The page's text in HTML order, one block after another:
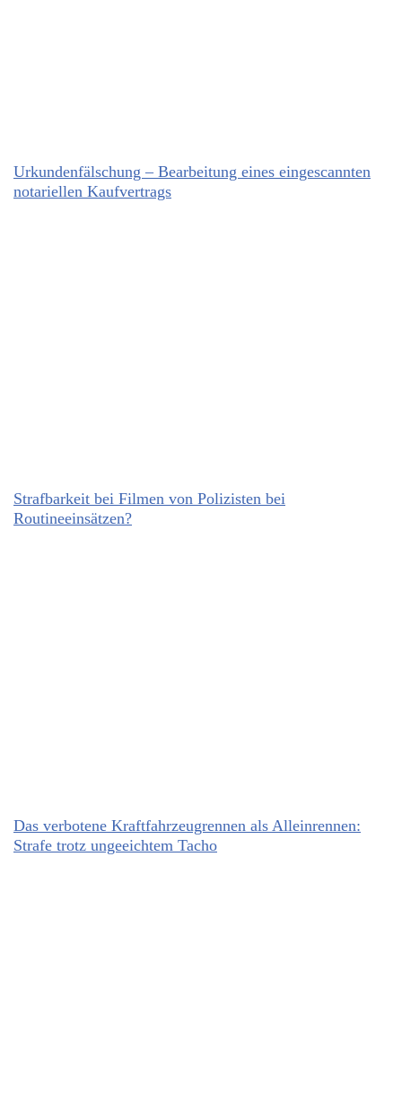
Urkundenfälschung – Bearbeitung eines eingescannten
notariellen Kaufvertrags
Strafbarkeit bei Filmen von Polizisten bei
Routineeinsätzen?
Das verbotene Kraftfahrzeugrennen als Alleinrennen:
Strafe trotz ungeeichtem Tacho